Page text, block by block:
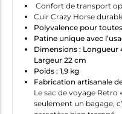
Confort de transport
Cuir Crazy Horse
Polyvalence pour
Patine unique avec
Dimensions : Longueur
Largeur 22 cm
Poids : 1,9 kg
Fabrication artisanale
Le sac de voyage Retro
seulement un bagage,